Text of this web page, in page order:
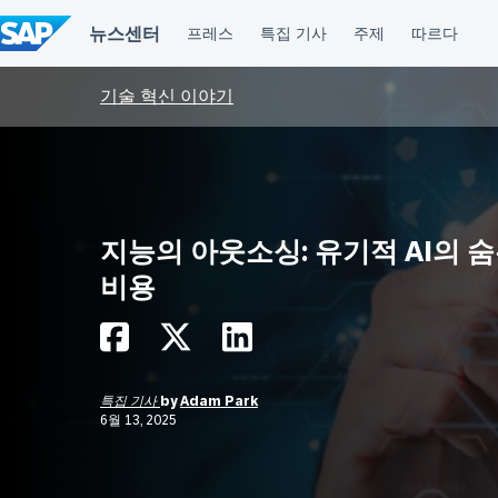
텐
츠
건
기술 혁신 이야기
지능의 아웃소싱: 유기적 AI의
비용
특집 기사 byAdam Park
6월 13, 2025